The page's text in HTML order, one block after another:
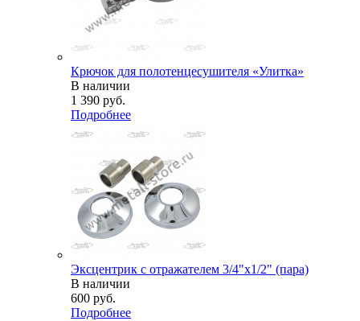
Крючок для полотенцесушителя «Улитка»
В наличии
1 390 руб.
Подробнее
Эксцентрик с отражателем 3/4"х1/2" (пара)
В наличии
600 руб.
Подробнее